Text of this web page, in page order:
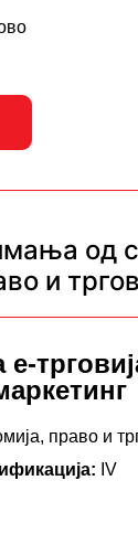
од
и
е-
право и
IV